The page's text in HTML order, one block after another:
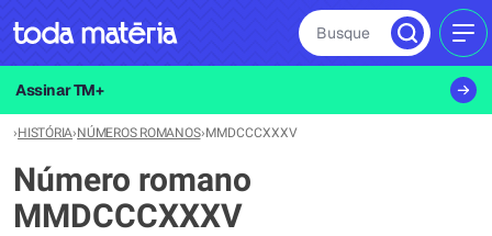
Busque
Assinar TM+
›HISTÓRIA›NÚMEROS ROMANOS›MMDCCCXXXV
Número romano
MMDCCCXXXV